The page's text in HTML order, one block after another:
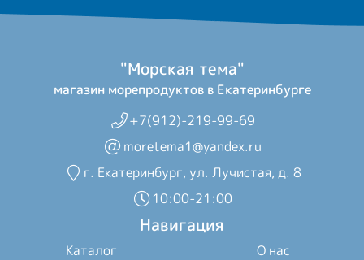
"Морская тема"
магазин морепродуктов в Екатеринбурге
+7(912)-219-99-69
moretema1@yandex.ru
г. Екатеринбург, ул. Лучистая, д. 8
10:00-21:00
Навигация
Каталог
О нас